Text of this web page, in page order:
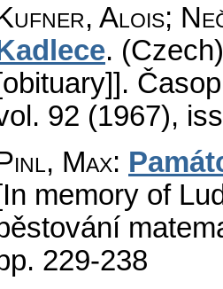
Alois;
.
[obituary]].
92 (1967),
Max:
[In memory of
229-238